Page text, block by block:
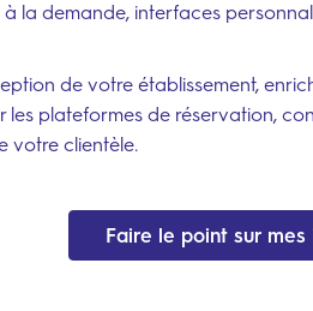
la demande, interfaces
de votre établissement,
les plateformes de réservation,
votre clientèle.
Faire le point sur